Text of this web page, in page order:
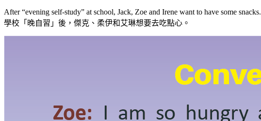
After “evening self-study” at school, Jack, Zoe and Irene want to have some snacks.
學校「晚自習」後，傑克、柔伊和艾琳想要去吃點心。